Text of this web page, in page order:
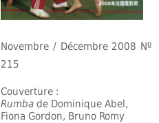
Novembre / Décembre 2008 Nº
215
Couverture :
Rumba de Dominique Abel,
Fiona Gordon, Bruno Romy